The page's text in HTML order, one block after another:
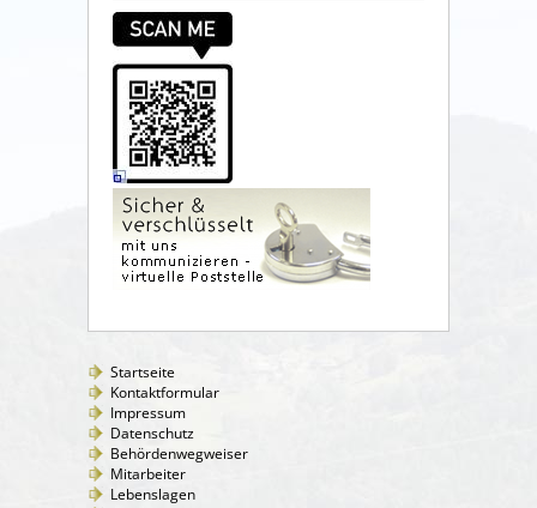
Startseite
Kontaktformular
Impressum
Datenschutz
Behördenwegweiser
Mitarbeiter
Lebenslagen